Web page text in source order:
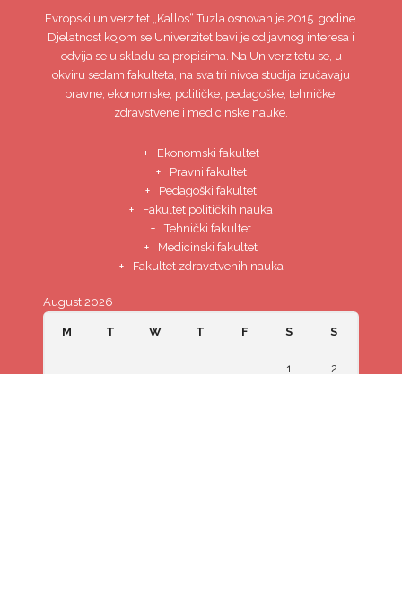
Evropski univerzitet„Kallos“ Tuzla osnovan je 2015. godine.
Djelatnost kojom se Univerzitet bavi je od javnog interesa i
odvija se u skladu sa propisima. Na Univerzitetu se, u
okviru sedam fakulteta, na sva tri nivoa studija izučavaju
pravne, ekonomske, političke, pedagoške, tehničke,
zdravstvene i medicinske nauke.
Ekonomski fakultet
Pravni fakultet
Pedagoški fakultet
Fakultet političkih nauka
Tehnički fakultet
Medicinski fakultet
Fakultet zdravstvenih nauka
August 2026
M T W T F S S
1 2